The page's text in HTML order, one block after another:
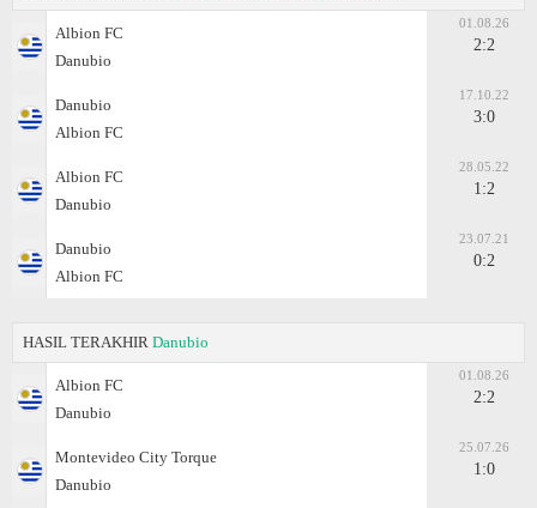
Albion FC
Danubio
01.08.26
2:2
Danubio
Albion FC
17.10.22
3:0
Albion FC
Danubio
28.05.22
1:2
Danubio
Albion FC
23.07.21
0:2
HASIL TERAKHIR Danubio
Albion FC
Danubio
01.08.26
2:2
Montevideo City Torque
Danubio
25.07.26
1:0